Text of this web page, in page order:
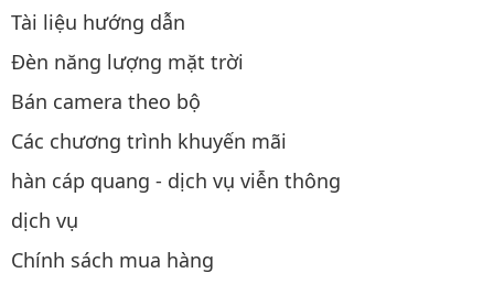
Tài liệu hướng dẫn
Đèn năng lượng mặt trời
Bán camera theo bộ
Các chương trình khuyến mãi
hàn cáp quang - dịch vụ viễn thông
dịch vụ
Chính sách mua hàng